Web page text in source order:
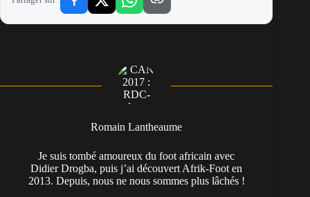
Romain Lantheaume
Je suis tombé amoureux du foot africain avec
Didier Drogba, puis j’ai découvert Afrik-Foot en
2013. Depuis, nous ne nous sommes plus lâchés !